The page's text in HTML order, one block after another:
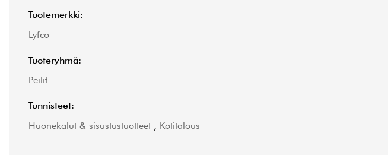
Tuotemerkki:
Lyfco
Tuoteryhmä:
Peilit
Tunnisteet:
Huonekalut & sisustustuotteet , Kotitalous